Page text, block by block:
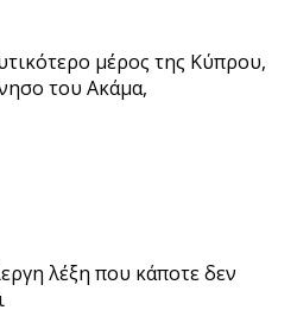
μέρος της Κύπρου,
του Ακάμα,
λέξη που κάποτε δεν